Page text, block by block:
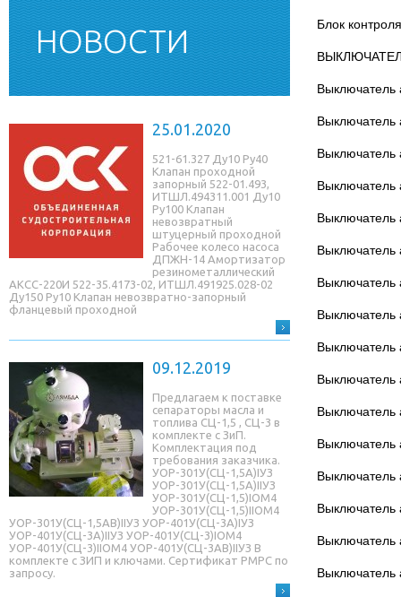
НОВОСТИ
25.01.2020
521-61.327 Ду10 Ру40
Клапан проходной
запорный 522-01.493,
ИТШЛ.494311.001 Ду10
Ру100 Клапан
невозвратный
штуцерный проходной
Рабочее колесо насоса
ДПЖН-14 Амортизатор
резинометаллический
АКСС-220И 522-35.4173-02, ИТШЛ.491925.028-02
Ду150 Ру10 Клапан невозвратно-запорный
фланцевый проходной
09.12.2019
Предлагаем к поставке
сепараторы масла и
топлива СЦ-1,5 , СЦ-3 в
комплекте с ЗиП.
Комплектация под
требования заказчика.
УОР-301У(СЦ-1,5A)IУЗ
УОР-301У(СЦ-1,5A)IIУЗ
УОР-301У(СЦ-1,5)IОМ4
УОР-301У(СЦ-1,5)IIОМ4
УОР-301У(СЦ-1,5AB)IIУЗ УОР-401У(СЦ-3A)IУЗ
УОР-401У(СЦ-3A)IIУЗ УОР-401У(СЦ-3)IОМ4
УОР-401У(СЦ-3)IIОМ4 УОР-401У(СЦ-3AB)IIУЗ В
комплекте с ЗИП и ключами. Сертификат РМРС по
запросу.
Блок
Выключатель
Выключатель
Выключатель
Выключатель
Выключатель
Выключатель
Выключатель
Выключатель
Выключатель
Выключатель
Выключатель
Выключатель
Выключатель
Выключатель
Выключатель
Выключатель